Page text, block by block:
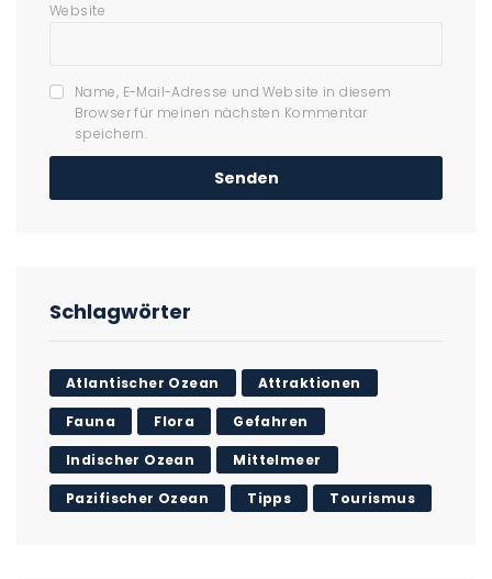
Website
Name, E-Mail-Adresse und Website in diesem
Browser für meinen nächsten Kommentar
speichern.
Schlagwörter
Atlantischer Ozean Attraktionen
Fauna Flora Gefahren
Indischer Ozean Mittelmeer
Pazifischer Ozean Tipps Tourismus